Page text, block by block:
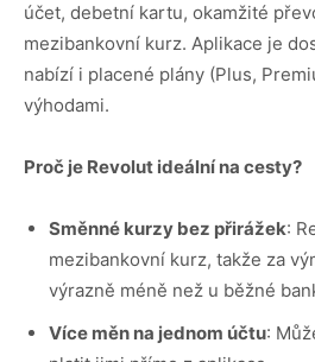
účet, debetní kartu, okamžité
mezibankovní kurz. Aplikace je
nabízí i placené plány (Plus,
výhodami.
Proč je Revolut ideální na cesty?
Směnné kurzy bez přirážek:
mezibankovní kurz, takže za
výrazně méně než u běžné
Více měn na jednom účtu: